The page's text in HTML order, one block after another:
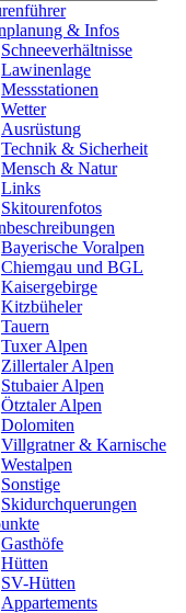
& Infos
Schneeverhältnisse
Lawinenlage
Messstationen
Wetter
Ausrüstung
Technik & Sicherheit
Mensch & Natur
Links
Skitourenfotos
Bayerische Voralpen
Chiemgau und BGL
Kaisergebirge
Kitzbüheler
Tauern
Tuxer Alpen
Zillertaler Alpen
Stubaier Alpen
Ötztaler Alpen
Dolomiten
Villgratner & Karnische
Westalpen
Sonstige
Skidurchquerungen
Gasthöfe
Hütten
SV-Hütten
Appartements